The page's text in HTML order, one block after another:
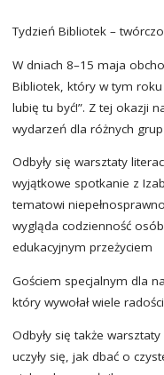
Tydzień Bibliotek –
W dniach 8–15 maja
Bibliotek, który w tym roku
lubię tu być!”. Z tej okazji
wydarzeń dla różnych
Odbyły się warsztaty
wyjątkowe spotkanie z
tematowi
wygląda codzienność
edukacyjnym przeżyciem
Gościem specjalnym dla
który wywołał wiele
Odbyły się także
uczyły się, jak dbać o